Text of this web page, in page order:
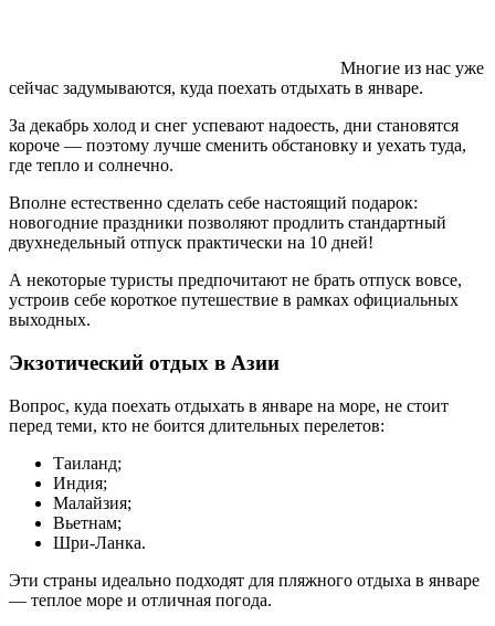
Многие из нас уже
сейчас задумываются, куда поехать отдыхать в январе.
За декабрь холод и снег успевают надоесть, дни становятся
короче — поэтому лучше сменить обстановку и уехать туда,
где тепло и солнечно.
Вполне естественно сделать себе настоящий подарок:
новогодние праздники позволяют продлить стандартный
двухнедельный отпуск практически на 10 дней!
А некоторые туристы предпочитают не брать отпуск вовсе,
устроив себе короткое путешествие в рамках официальных
выходных.
Экзотический отдых в Азии
Вопрос, куда поехать отдыхать в январе на море, не стоит
перед теми, кто не боится длительных перелетов:
Таиланд;
Индия;
Малайзия;
Вьетнам;
Шри-Ланка.
Эти страны идеально подходят для пляжного отдыха в январе
— теплое море и отличная погода.